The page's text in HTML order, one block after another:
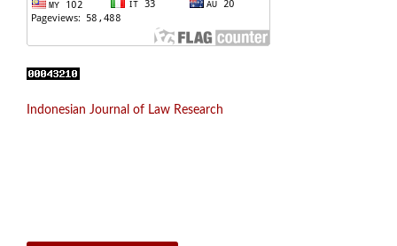
Indonesian Journal of Law Research